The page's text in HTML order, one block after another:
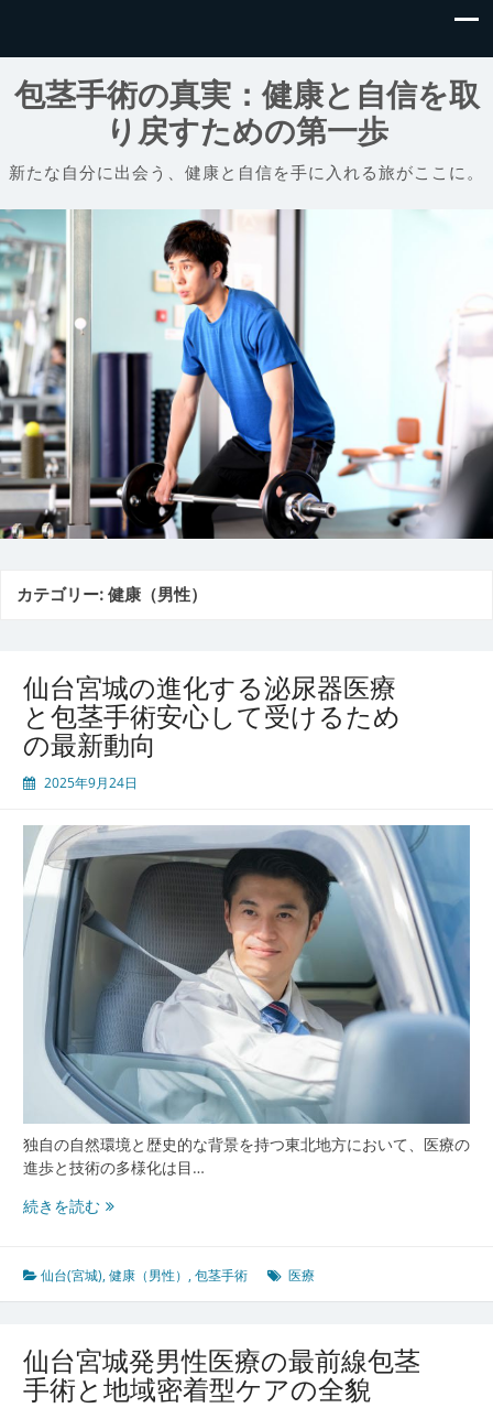
包茎手術の真実：健康と自信を取
り戻すための第一歩
新たな自分に出会う、健康と自信を手に入れる旅がここに。
カテゴリー:健康（男性）
仙台宮城の進化する泌尿器医療
と包茎手術安心して受けるため
の最新動向
2025年9月24日
独自の自然環境と歴史的な背景を持つ東北地方において、医療の
進歩と技術の多様化は目…
続きを読む仙
城
の
化
す
る
仙台(宮城),健康（男性） ,包茎手術 医療
仙台宮城発男性医療の最前線包茎
手術と地域密着型ケアの全貌